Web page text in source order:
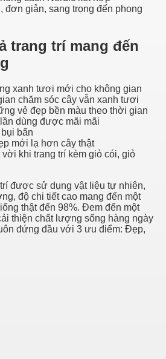
đơn giản, sang trọng đến phong
trang trí mang đến
xanh tươi mới cho không gian
chăm sóc cây vẫn xanh tươi
vẻ đẹp bền màu theo thời gian
dùng được mãi mãi
bẩn
mới lạ hơn cây thật
khi trang trí kèm giỏ cói, giỏ
được sử dụng vật liệu tự nhiên,
độ chi tiết cao mang đến một
thật đến 98%. Đem đến một
thiện chất lượng sống hàng ngày
đứng đầu với 3 ưu điểm: Đẹp,